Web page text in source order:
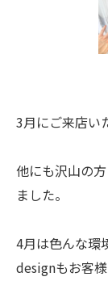
3月にご来店
他にも沢山の
ました。
4月は色んな環
designもお客